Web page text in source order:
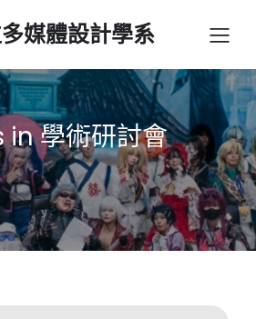
媒體設計學系
in 學術研討會